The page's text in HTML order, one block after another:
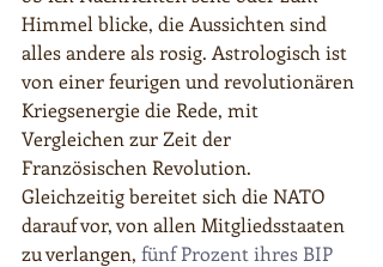
Himmel blicke, die Aussichten sind
alles andere als rosig. Astrologisch ist
von einer feurigen und revolutionären
Kriegsenergie die Rede, mit
Vergleichen zur Zeit der
Französischen Revolution.
Gleichzeitig bereitet sich die NATO
darauf vor, von allen Mitgliedsstaaten
zu verlangen, fünf Prozent ihres BIP